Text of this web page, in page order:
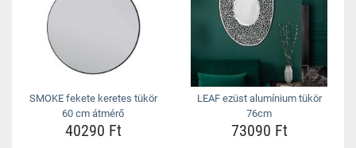
SMOKE fekete keretes tükör
60 cm átmérő
40290 Ft
LEAF ezüst alumínium tükör
76cm
73090 Ft